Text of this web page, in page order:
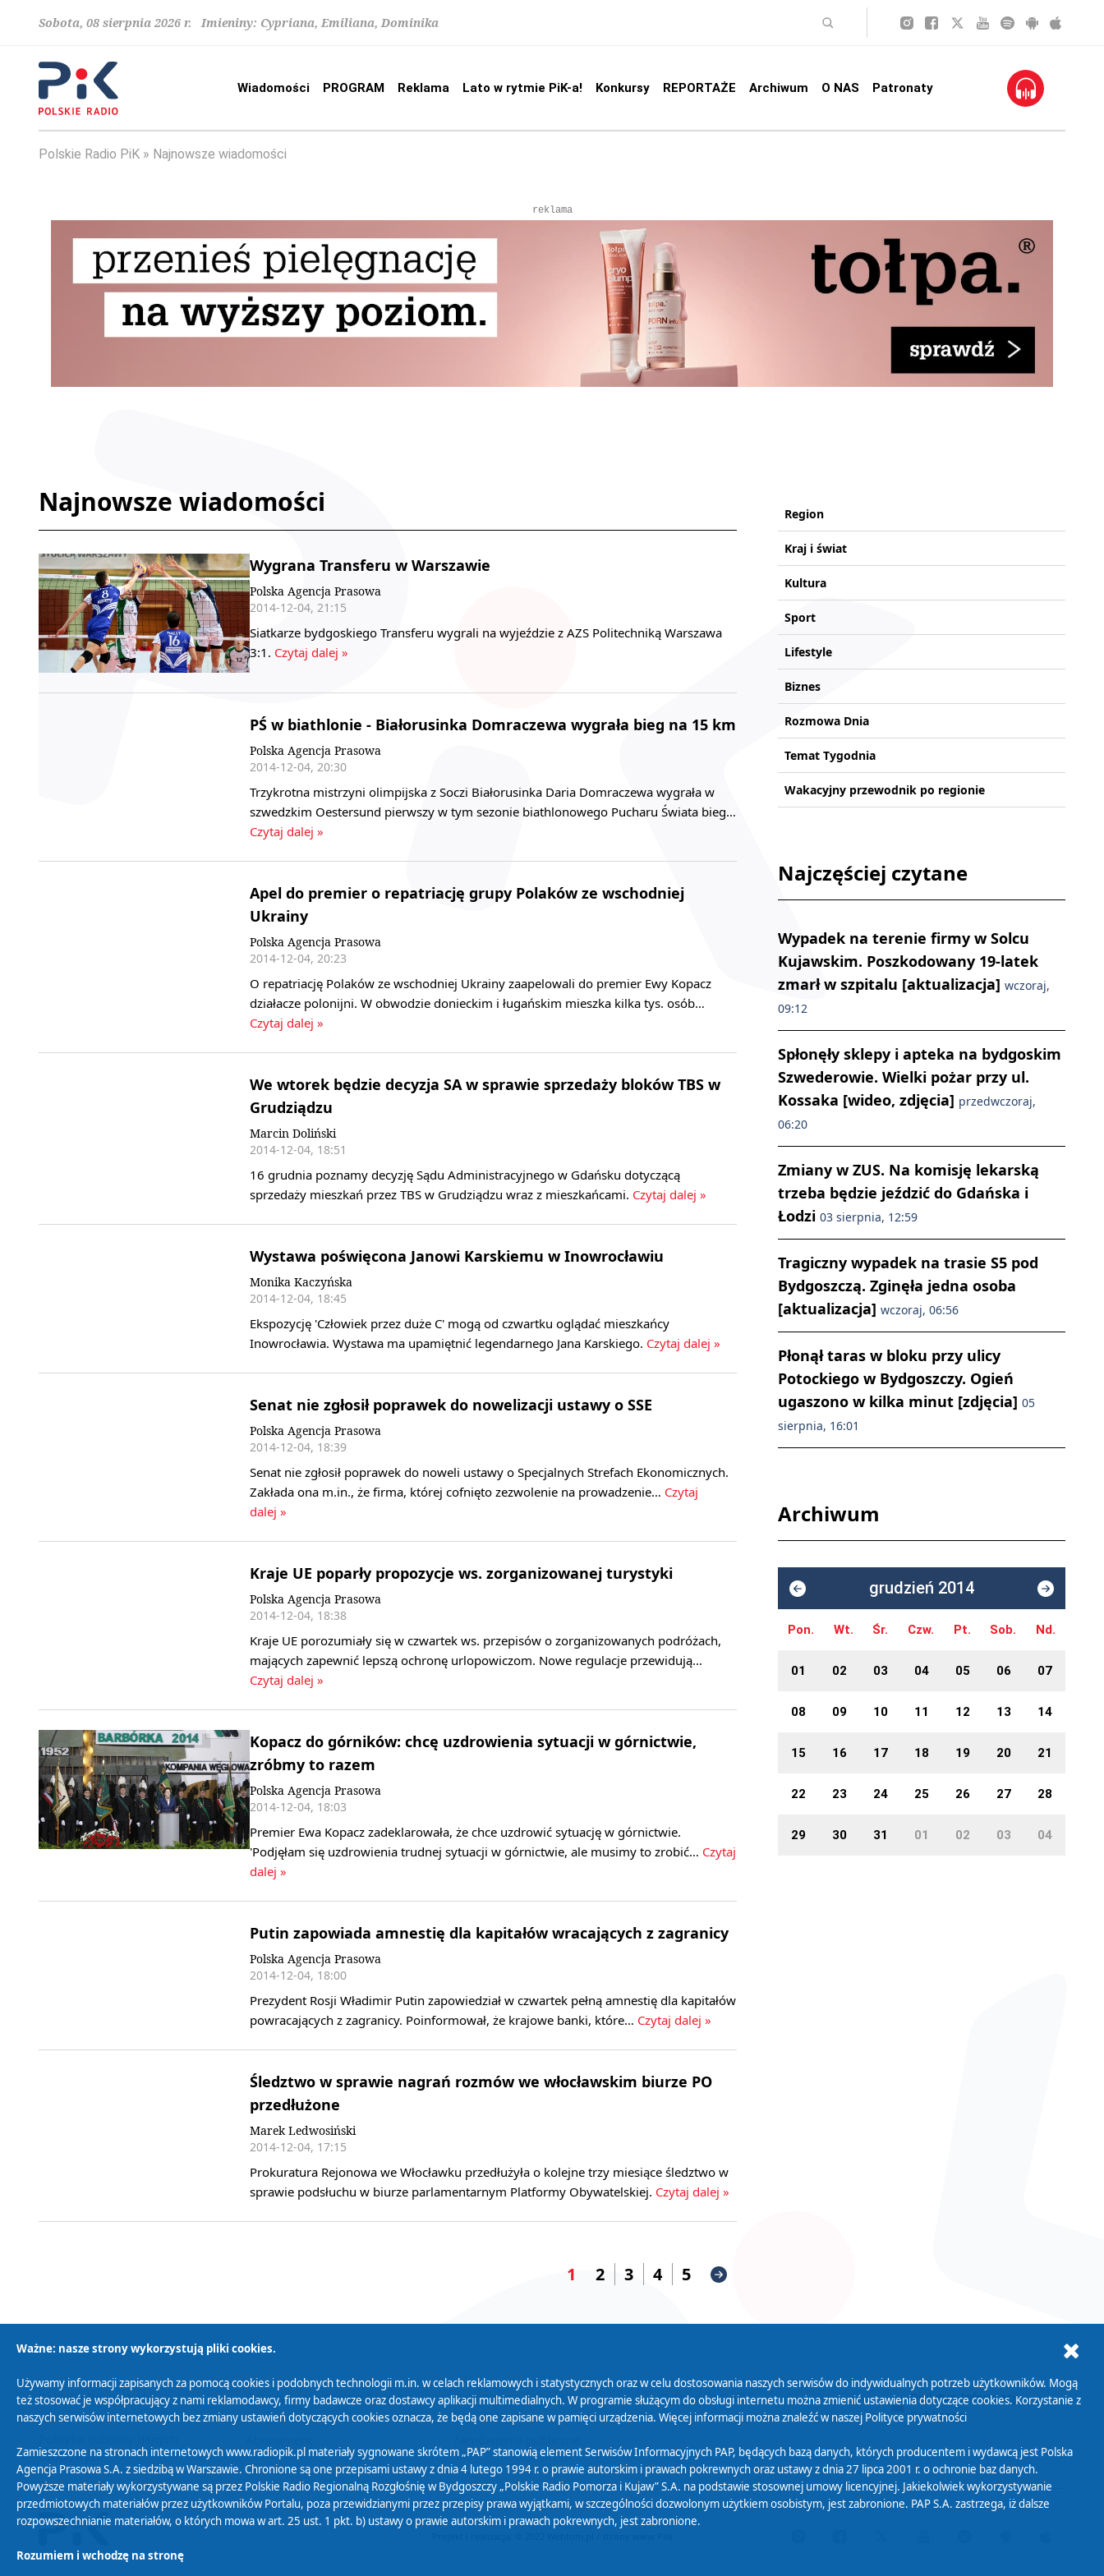
Sobota, 08 sierpnia 2026 r. Imieniny: Cypriana, Emiliana, Dominika
Wiadomości PROGRAM Reklama Lato w rytmie PiK-a! Konkursy REPORTAŻE Archiwum O NAS Patronaty
Polskie Radio PiK Najnowsze wiadomości
reklama
Najnowsze wiadomości
Wygrana Transferu w Warszawie
Polska Agencja Prasowa
2014-12-04, 21:15
Siatkarze bydgoskiego Transferu wygrali na wyjeździe z AZS Politechniką Warszawa
3:1. Czytaj dalej »
PŚ w biathlonie - Białorusinka Domraczewa wygrała bieg na 15 km
Polska Agencja Prasowa
2014-12-04, 20:30
Trzykrotna mistrzyni olimpijska z Soczi Białorusinka Daria Domraczewa wygrała w
szwedzkim Oestersund pierwszy w tym sezonie biathlonowego Pucharu Świata bieg…
Czytaj dalej »
Apel do premier o repatriację grupy Polaków ze wschodniej
Ukrainy
Polska Agencja Prasowa
2014-12-04, 20:23
O repatriację Polaków ze wschodniej Ukrainy zaapelowali do premier Ewy Kopacz
działacze polonijni. W obwodzie donieckim i ługańskim mieszka kilka tys. osób…
Czytaj dalej »
We wtorek będzie decyzja SA w sprawie sprzedaży bloków TBS w
Grudziądzu
Marcin Doliński
2014-12-04, 18:51
16 grudnia poznamy decyzję Sądu Administracyjnego w Gdańsku dotyczącą
sprzedaży mieszkań przez TBS w Grudziądzu wraz z mieszkańcami. Czytaj dalej »
Wystawa poświęcona Janowi Karskiemu w Inowrocławiu
Monika Kaczyńska
2014-12-04, 18:45
Ekspozycję 'Człowiek przez duże C' mogą od czwartku oglądać mieszkańcy
Inowrocławia. Wystawa ma upamiętnić legendarnego Jana Karskiego. Czytaj dalej »
Senat nie zgłosił poprawek do nowelizacji ustawy o SSE
Polska Agencja Prasowa
2014-12-04, 18:39
Senat nie zgłosił poprawek do noweli ustawy o Specjalnych Strefach Ekonomicznych.
Zakłada ona m.in., że firma, której cofnięto zezwolenie na prowadzenie… Czytaj
dalej »
Kraje UE poparły propozycje ws. zorganizowanej turystyki
Polska Agencja Prasowa
2014-12-04, 18:38
Kraje UE porozumiały się w czwartek ws. przepisów o zorganizowanych podróżach,
mających zapewnić lepszą ochronę urlopowiczom. Nowe regulacje przewidują…
Czytaj dalej »
Kopacz do górników: chcę uzdrowienia sytuacji w górnictwie,
zróbmy to razem
Polska Agencja Prasowa
2014-12-04, 18:03
Premier Ewa Kopacz zadeklarowała, że chce uzdrowić sytuację w górnictwie.
'Podjęłam się uzdrowienia trudnej sytuacji w górnictwie, ale musimy to zrobić… Czytaj
dalej »
Putin zapowiada amnestię dla kapitałów wracających z zagranicy
Polska Agencja Prasowa
2014-12-04, 18:00
Prezydent Rosji Władimir Putin zapowiedział w czwartek pełną amnestię dla kapitałów
powracających z zagranicy. Poinformował, że krajowe banki, które… Czytaj dalej »
Śledztwo w sprawie nagrań rozmów we włocławskim biurze PO
przedłużone
Marek Ledwosiński
2014-12-04, 17:15
Prokuratura Rejonowa we Włocławku przedłużyła o kolejne trzy miesiące śledztwo w
sprawie podsłuchu w biurze parlamentarnym Platformy Obywatelskiej. Czytaj dalej »
1 2 3 4 5
Region
Kraj i świat
Kultura
Sport
Lifestyle
Biznes
Rozmowa Dnia
Temat Tygodnia
Wakacyjny przewodnik po regionie
Najczęściej czytane
Wypadek na terenie firmy w Solcu
Kujawskim. Poszkodowany 19-latek
zmarł w szpitalu [aktualizacja] wczoraj,
09:12
Spłonęły sklepy i apteka na bydgoskim
Szwederowie. Wielki pożar przy ul.
Kossaka [wideo, zdjęcia] przedwczoraj,
06:20
Zmiany w ZUS. Na komisję lekarską
trzeba będzie jeździć do Gdańska i
Łodzi 03 sierpnia, 12:59
Tragiczny wypadek na trasie S5 pod
Bydgoszczą. Zginęła jedna osoba
[aktualizacja] wczoraj, 06:56
Płonął taras w bloku przy ulicy
Potockiego w Bydgoszczy. Ogień
ugaszono w kilka minut [zdjęcia] 05
sierpnia, 16:01
Archiwum
grudzień 2014
Pon. Wt. Śr. Czw. Pt. Sob. Nd.
01 02 03 04 05 06 07
08 09 10 11 12 13 14
15 16 17 18 19 20 21
22 23 24 25 26 27 28
29 30 31 01 02 03 04
Polityka Prywatności Zasady korzystania z Serwisu
Organizacje Pożytku
Publicznego
Cyfryzacja DAB+
osobowych
Biuletyn Informacji
Publicznej
Ważne: nasze strony wykorzystują pliki cookies.
Używamy informacji zapisanych za pomocą cookies i podobnych technologii m.in. w celach reklamowych i statystycznych oraz w celu dostosowania naszych serwisów do indywidualnych potrzeb użytkowników. Mogą
też stosować je współpracujący z nami reklamodawcy, firmy badawcze oraz dostawcy aplikacji multimedialnych. W programie służącym do obsługi internetu można zmienić ustawienia dotyczące cookies. Korzystanie z
naszych serwisów internetowych bez zmiany ustawień dotyczących cookies oznacza, że będą one zapisane w pamięci urządzenia. Więcej informacji można znaleźć w naszej Polityce prywatności
Zamieszczone na stronach internetowych www.radiopik.pl materiały sygnowane skrótem „PAP” stanowią element Serwisów Informacyjnych PAP, będących bazą danych, których producentem i wydawcą jest Polska
Agencja Prasowa S.A. z siedzibą w Warszawie. Chronione są one przepisami ustawy z dnia 4 lutego 1994 r. o prawie autorskim i prawach pokrewnych oraz ustawy z dnia 27 lipca 2001 r. o ochronie baz danych.
Powyższe materiały wykorzystywane są przez Polskie Radio Regionalną Rozgłośnię w Bydgoszczy „Polskie Radio Pomorza i Kujaw” S.A. na podstawie stosownej umowy licencyjnej. Jakiekolwiek wykorzystywanie
przedmiotowych materiałów przez użytkowników Portalu, poza przewidzianymi przez przepisy prawa wyjątkami, w szczególności dozwolonym użytkiem osobistym, jest zabronione. PAP S.A. zastrzega, iż dalsze
rozpowszechnianie materiałów, o których mowa w art. 25 ust. 1 pkt. b) ustawy o prawie autorskim i prawach pokrewnych, jest zabronione.
Rozumiem i wchodzę na stronę